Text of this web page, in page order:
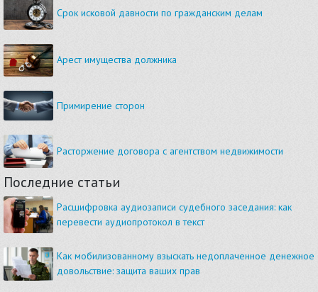
Срок исковой давности по гражданским делам
Арест имущества должника
Примирение сторон
Расторжение договора с агентством недвижимости
Последние статьи
Расшифровка аудиозаписи судебного заседания: как
перевести аудиопротокол в текст
Как мобилизованному взыскать недоплаченное денежное
довольствие: защита ваших прав